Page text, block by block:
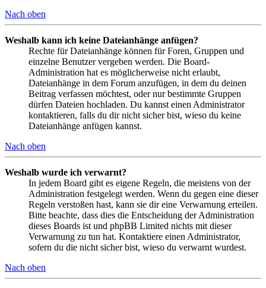
Nach oben
Weshalb kann ich keine Dateianhänge anfügen?
Rechte für Dateianhänge können für Foren, Gruppen und
einzelne Benutzer vergeben werden. Die Board-
Administration hat es möglicherweise nicht erlaubt,
Dateianhänge in dem Forum anzufügen, in dem du deinen
Beitrag verfassen möchtest, oder nur bestimmte Gruppen
dürfen Dateien hochladen. Du kannst einen Administrator
kontaktieren, falls du dir nicht sicher bist, wieso du keine
Dateianhänge anfügen kannst.
Nach oben
Weshalb wurde ich verwarnt?
In jedem Board gibt es eigene Regeln, die meistens von der
Administration festgelegt werden. Wenn du gegen eine dieser
Regeln verstoßen hast, kann sie dir eine Verwarnung erteilen.
Bitte beachte, dass dies die Entscheidung der Administration
dieses Boards ist und phpBB Limited nichts mit dieser
Verwarnung zu tun hat. Kontaktiere einen Administrator,
sofern du die nicht sicher bist, wieso du verwarnt wurdest.
Nach oben